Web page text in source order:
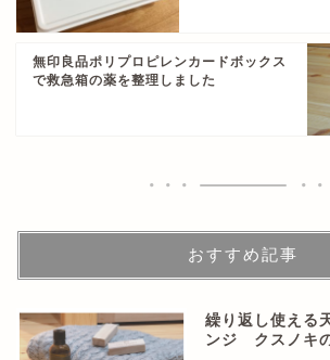
無印良品ポリプロピレンカードボックス
で救急箱の薬を整理しました
おすすめ記事
繰り返し使える
ンジ クスノキ